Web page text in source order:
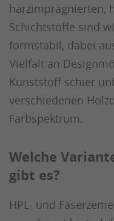
harzimprägnierten,
Schichtstoffe sind
formstabil, dabei
Vielfalt an
Kunststoff schier
verschiedenen
Farbspektrum.
Welche
gibt es?
HPL- und